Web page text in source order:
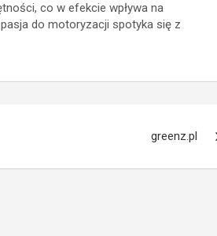
co w efekcie wpływa na
do motoryzacji spotyka się z
greenz.pl